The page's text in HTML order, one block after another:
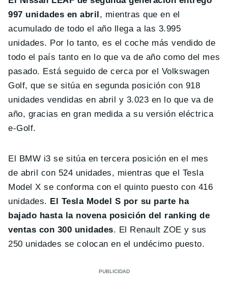
997 unidades en abril , mientras que en el
acumulado de todo el año llega a las 3.995
unidades. Por lo tanto, es el coche más vendido de
todo el país tanto en lo que va de año como del mes
pasado. Está seguido de cerca por el Volkswagen
Golf, que se sitúa en segunda posición con 918
unidades vendidas en abril y 3.023 en lo que va de
año, gracias en gran medida a su versión eléctrica
e-Golf.
El BMW i3 se sitúa en tercera posición en el mes
de abril con 524 unidades, mientras que el Tesla
Model X se conforma con el quinto puesto con 416
unidades. El Tesla Model S por su parte ha
bajado hasta la novena posición del ranking de
ventas con 300 unidades. El Renault ZOE y sus
250 unidades se colocan en el undécimo puesto.